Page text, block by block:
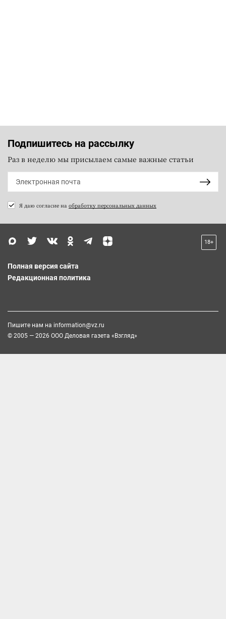
Подпишитесь на рассылку
Раз в неделю мы присылаем самые важные статьи
Я даю согласие на обработку персональных данных
18+
Полная версия сайта
Редакционная политика
Пишите нам на information@vz.ru
© 2005 — 2026 ООО Деловая газета «Взгляд»